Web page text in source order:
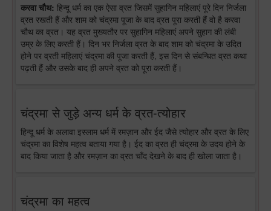
करवा चौथ: हिन्दू धर्म का एक ऐसा व्रत जिसमें सुहागिन महिलाएं पूरे दिन निर्जला
व्रत रखती हैं और शाम को चंद्रमा पूजा के बाद व्रत पूरा करती हैं वो है करवा
चौथ का व्रत। यह व्रत मुख्यतौर पर सुहागिन महिलाएं अपने सुहाग की लंबी
उम्र के लिए करती हैं। दिन भर निर्जला व्रत के बाद शाम को चंद्रमा के उदित
होने पर व्रती महिलाएं चंद्रमा की पूजा करती हैं, इस दिन से संबन्धित व्रत कथा
पढ़ती हैं और उसके बाद ही अपने व्रत को पूरा करती हैं।
चंद्रमा से जुड़े अन्य धर्म के व्रत-त्योहार
हिन्दू धर्म के अलावा इस्लाम धर्म में रमज़ान और ईद जैसे त्योहार और व्रत के लिए
चंद्रमा का विशेष महत्व बताया गया है। ईद का व्रत ही चंद्रमा के उदय होने के
बाद किया जाता है और रमज़ान का व्रत चाँद देखने के बाद ही खोला जाता है।
चंद्रमा का महत्व